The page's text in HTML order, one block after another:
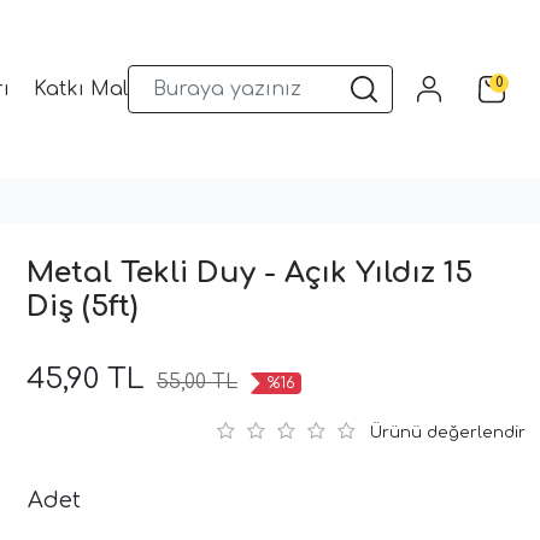
Katkı Malzemeleri Sunum Gereçleri Kalıplar0
Metal Tekli Duy - Açık Yıldız 15
Diş (5ft)
45,90 TL 55,00 TL %16
Ürünü değerlendir
Adet